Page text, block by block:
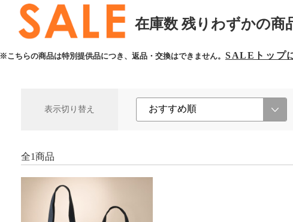
在庫数 残りわずかの商
※こちらの商品は特別提供品につき、返品・交換はできません。 SALEトップ
表示切り替え
全1商品